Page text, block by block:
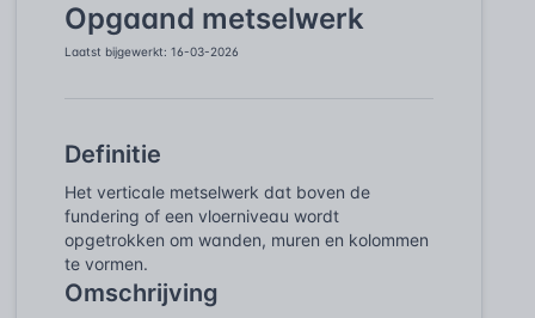
Opgaand metselwerk
Laatst bijgewerkt: 16-03-2026
Definitie
Het verticale metselwerk dat boven de
fundering of een vloerniveau wordt
opgetrokken om wanden, muren en kolommen
te vormen.
Omschrijving